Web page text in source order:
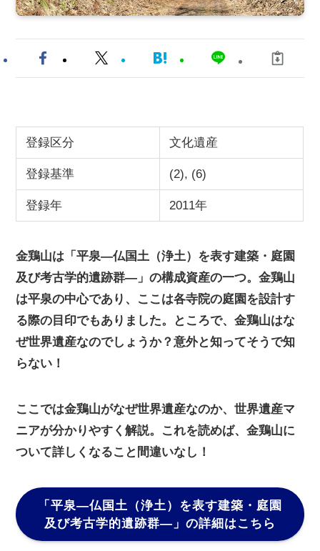
登録区分 文化遺産
登録基準 (2), (6)
登録年 2011年
金鶏山は「平泉―仏国土（浄土）を表す建築・庭園
及び考古学的遺跡群―」の構成資産の一つ。金鶏山
は平泉の中心であり、ここは各寺院の庭園を設計す
る際の目印でもありました。ところで、金鶏山はな
ぜ世界遺産なのでしょうか？意外と知ってそうで知
らない！
ここでは金鶏山がなぜ世界遺産なのか、世界遺産マ
ニアが分かりやすく解説。これを読めば、金鶏山に
ついて詳しくなること間違いなし！
「平泉―仏国土（浄土）を表す建築・庭園
及び考古学的遺跡群―」 の詳細はこちら